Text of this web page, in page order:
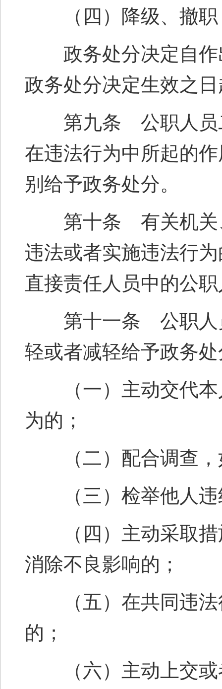
（四）降级、撤职
政务处分决定自作
政务处分决定生效之
第九条 公职人员二
在违法行为中所起的
别给予政务处分。
第十条 有关机关、
违法或者实施违法行
直接责任人员中的公
第十一条 公职人员
轻或者减轻给予政务
（一）主动交代本
为的；
（二）配合调查，
（三）检举他人违
（四）主动采取措
消除不良影响的；
（五）在共同违法
的；
（六）主动上交或